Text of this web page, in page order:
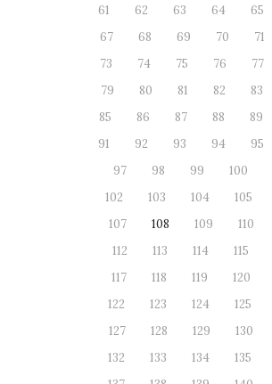
61
62 63 64 65
67
68 69 70 71
73
74 75 76 77
79
80 81 82 83
85
86 87 88 89
91
92 93 94 95
97
98 99 100
102
103 104 105
107
108 109 110
112
113 114 115
117
118 119 120
122
123 124 125
127
128 129 130
132
133 134 135